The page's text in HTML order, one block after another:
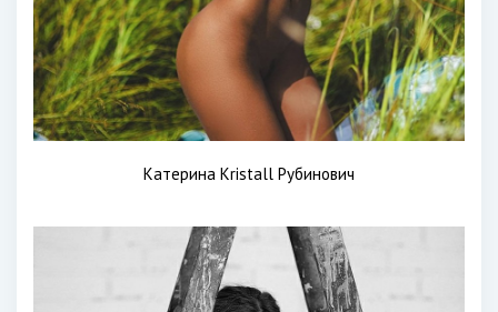
Катерина Kristall Рубинович